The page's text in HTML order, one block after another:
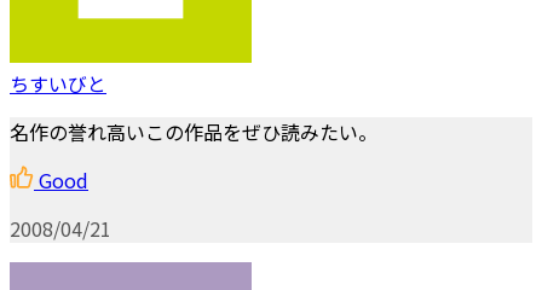
ちすいびと
名作の誉れ高いこの作品をぜひ読みたい。
Good
2008/04/21